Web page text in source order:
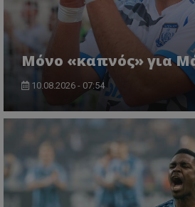
Μόνο «καπνός» για
10.08.2026 - 07:54